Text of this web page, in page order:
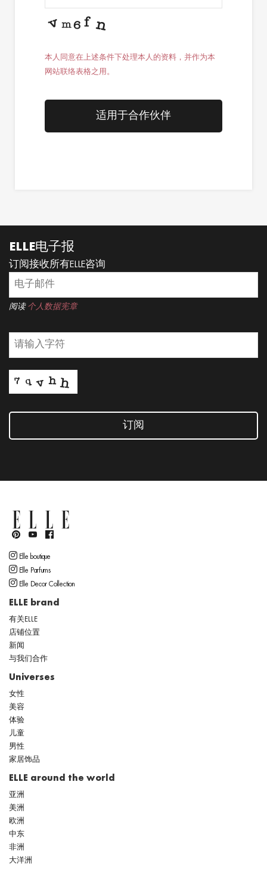
本人同意在上述条件下处理本人的资料，并作为本
网站联络表格之用。
适用于合作伙伴
ELLE电子报
订阅接收所有ELLE咨询
阅读 个人数据宪章
订阅
Elle boutique
Elle Parfums
Elle Decor Collection
ELLE brand
有关ELLE
店铺位置
新闻
与我们合作
Universes
女性
美容
体验
儿童
男性
家居饰品
ELLE around the world
亚洲
美洲
欧洲
中东
非洲
大洋洲